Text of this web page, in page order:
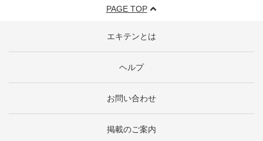
PAGE TOP
エキテンとは
ヘルプ
お問い合わせ
掲載のご案内